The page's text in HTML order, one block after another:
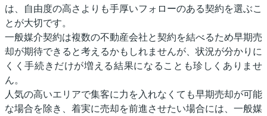
は、自由度の高さよりも手厚いフォローのある契約を選ぶこ
とが大切です。
一般媒介契約は複数の不動産会社と契約を結べるため早期売
却が期待できると考えるかもしれませんが、状況が分かりに
くく手続きだけが増える結果になることも珍しくありませ
ん。
人気の高いエリアで集客に力を入れなくても早期売却が可能
な場合を除き、着実に売却を前進させたい場合には、一般媒